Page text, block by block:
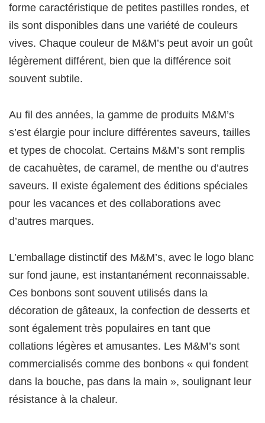
forme caractéristique de petites pastilles rondes, et
ils sont disponibles dans une variété de couleurs
vives. Chaque couleur de M&M’s peut avoir un goût
légèrement différent, bien que la différence soit
souvent subtile.
Au fil des années, la gamme de produits M&M’s
s’est élargie pour inclure différentes saveurs, tailles
et types de chocolat. Certains M&M’s sont remplis
de cacahuètes, de caramel, de menthe ou d’autres
saveurs. Il existe également des éditions spéciales
pour les vacances et des collaborations avec
d’autres marques.
L’emballage distinctif des M&M’s, avec le logo blanc
sur fond jaune, est instantanément reconnaissable.
Ces bonbons sont souvent utilisés dans la
décoration de gâteaux, la confection de desserts et
sont également très populaires en tant que
collations légères et amusantes. Les M&M’s sont
commercialisés comme des bonbons « qui fondent
dans la bouche, pas dans la main », soulignant leur
résistance à la chaleur.